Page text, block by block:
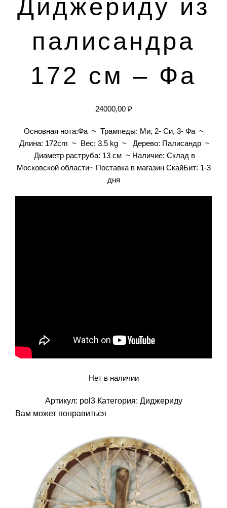
Диджериду из
палисандра
172 см – Фа
24000,00 ₽
Основная нота:Фа ~ Трампеды: Ми, 2- Си, 3- Фа ~
Длина: 172cm ~ Вес: 3.5 kg ~ Дерево: Палисандр ~
Диаметр раструба: 13 cм ~ Наличие: Склад в
Московской области~ Поставка в магазин СкайБит: 1-3
дня
Нет в наличии
Артикул: pol3 Категория: Диджериду
Вам может понравиться